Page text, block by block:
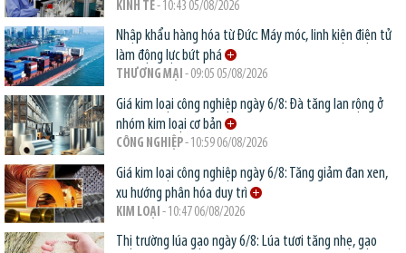
KINH TẾ- 10:43 05/08/2026
Nhập khẩu hàng hóa từ Đức: Máy móc, linh kiện điện tử
làm động lực bứt phá
THƯƠNG MẠI - 09:05 05/08/2026
Giá kim loại công nghiệp ngày 6/8: Đà tăng lan rộng ở
nhóm kim loại cơ bản
CÔNG NGHIỆP- 10:59 06/08/2026
Giá kim loại công nghiệp ngày 6/8: Tăng giảm đan xen,
xu hướng phân hóa duy trì
KIM LOẠI - 10:47 06/08/2026
Thị trường lúa gạo ngày 6/8: Lúa tươi tăng nhẹ, gạo